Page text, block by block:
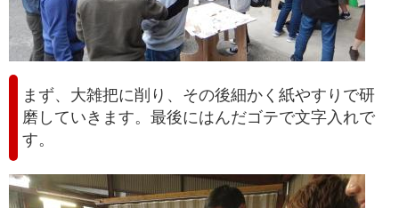
まず、大雑把に削り、その後細かく紙やすりで研
磨していきます。最後にはんだゴテで文字入れで
す。